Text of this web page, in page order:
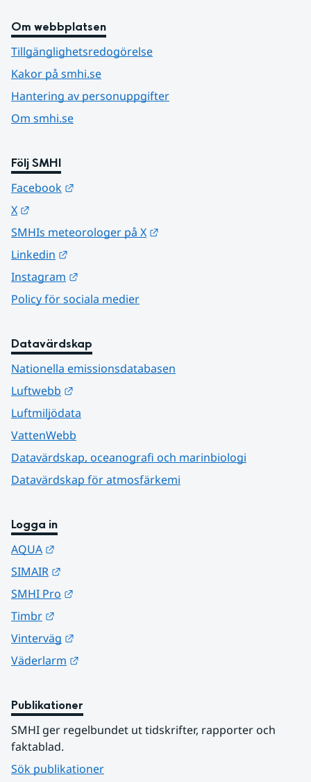
Om webbplatsen
Tillgänglighetsredogörelse
Kakor på smhi.se
Hantering av personuppgifter
Om smhi.se
Följ SMHI
Facebook
X
SMHIs meteorologer på X
Linkedin
Instagram
Policy för sociala medier
Datavärdskap
Nationella emissionsdatabasen
Luftwebb
Luftmiljödata
VattenWebb
Datavärdskap, oceanografi och marinbiologi
Datavärdskap för atmosfärkemi
Logga in
AQUA
SIMAIR
SMHI Pro
Timbr
Vinterväg
Väderlarm
Publikationer
SMHI ger regelbundet ut tidskrifter, rapporter och
faktablad.
Sök publikationer